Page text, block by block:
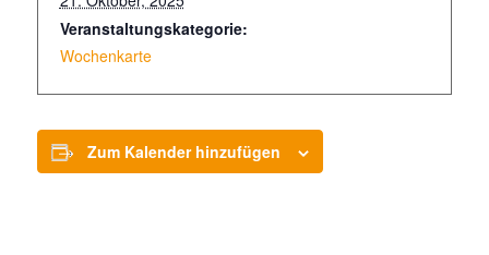
Veranstaltungskategorie:
Wochenkarte
Zum Kalender hinzufügen